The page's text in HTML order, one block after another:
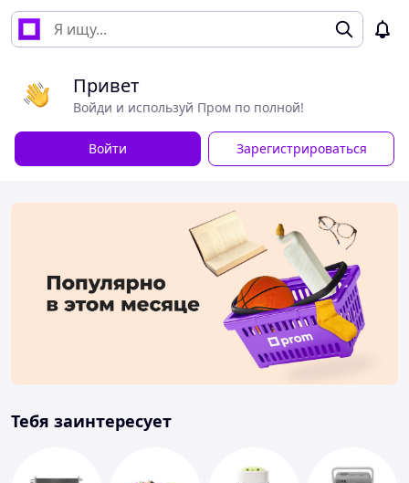
Привет
Войди и используй Пром по полной!
Войти Зарегистрироваться
Тебя заинтересует